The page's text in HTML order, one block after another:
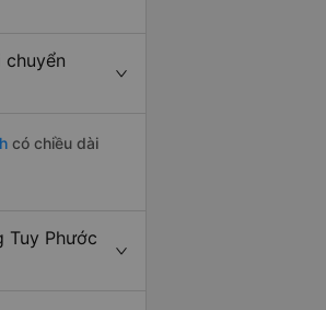
có chiều dài
Tuy Phước